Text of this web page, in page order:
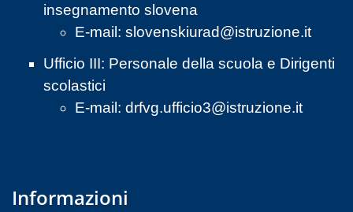
insegnamento slovena
E-mail: slovenskiurad@istruzione.it
Ufficio III: Personale della scuola e Dirigenti
scolastici
E-mail: drfvg.ufficio3@istruzione.it
Informazioni